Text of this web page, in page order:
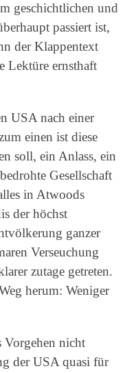
geschichtlichen und
passiert ist,
der Klappentext
Lektüre ernsthaft
USA nach einer
einen ist diese
soll, ein Anlass, ein
Gesellschaft
in Atwoods
der höchst
ganzer
Verseuchung
zutage getreten.
herum: Weniger
Vorgehen nicht
der USA quasi für